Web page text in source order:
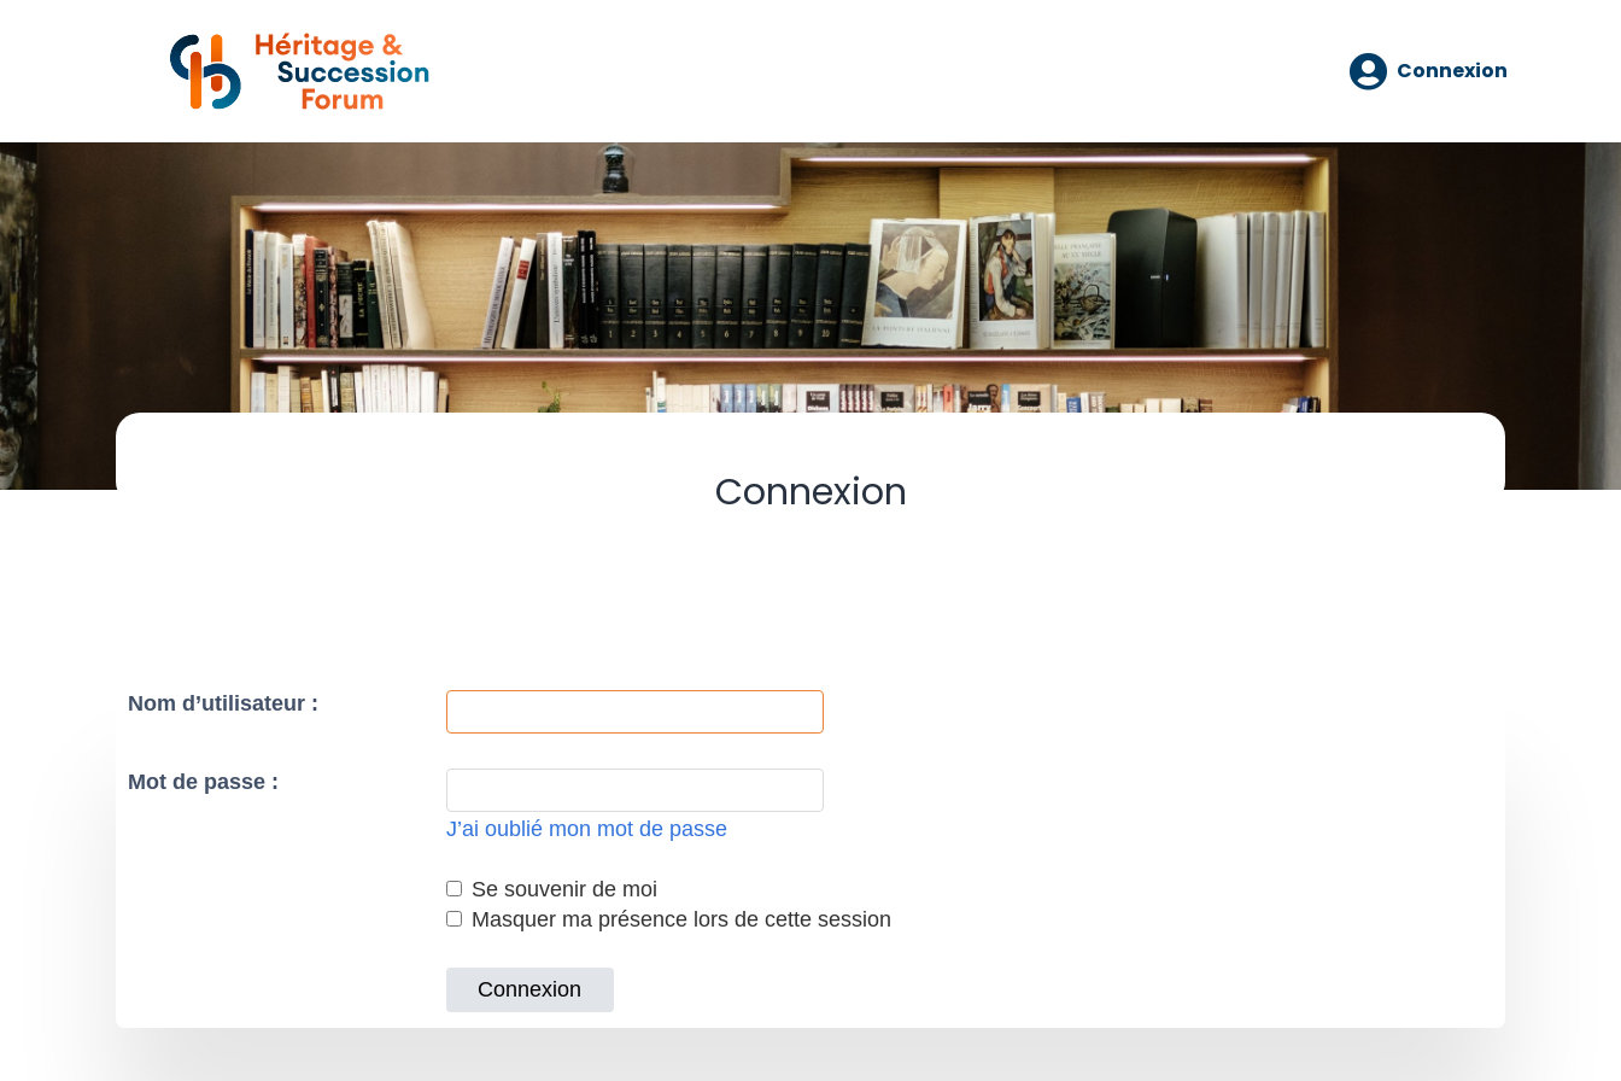
Connexion
Connexion
Nom d’utilisateur :
Mot de passe :
J’ai oublié mon mot de passe
Se souvenir de moi
Masquer ma présence lors de cette session